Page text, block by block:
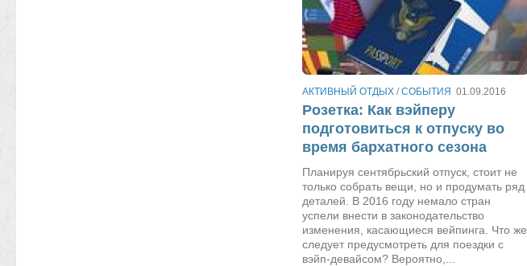
АКТИВНЫЙ ОТДЫХ /СОБЫТИЯ 01.09.2016
Розетка: Как вэйперу
подготовиться к отпуску во
время бархатного сезона
Планируя сентябрьский отпуск, стоит не
только собрать вещи, но и продумать ряд
деталей. В 2016 году немало стран
успели внести в законодательство
изменения, касающиеся вейпинга. Что же
следует предусмотреть для поездки с
вэйп-девайсом? Вероятно,...